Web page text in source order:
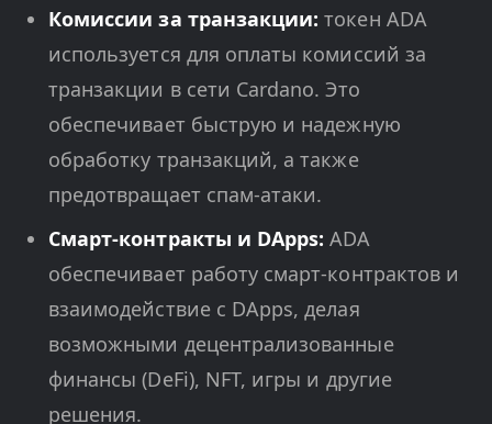
Комиссии за транзакции: токен ADA
используется для оплаты комиссий за
транзакции в сети Cardano. Это
обеспечивает быструю и надежную
обработку транзакций, а также
предотвращает спам-атаки.
Смарт-контракты и DApps: ADA
обеспечивает работу смарт-контрактов и
взаимодействие с DApps, делая
возможными децентрализованные
финансы (DeFi), NFT, игры и другие
решения.